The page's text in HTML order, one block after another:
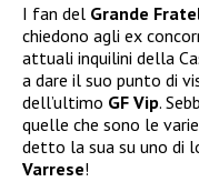
I fan del Grande
chiedono agli ex
attuali inquilini della
a dare il suo punto di
dell’ultimo GF Vip.
quelle che sono le
detto la sua su uno di
Varrese!